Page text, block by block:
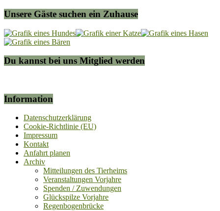
Unsere Gäste suchen ein Zuhause
Du kannst bei uns Mitglied werden
Information
Datenschutzerklärung
Cookie-Richtlinie (EU)
Impressum
Kontakt
Anfahrt planen
Archiv
Mitteilungen des Tierheims
Veranstaltungen Vorjahre
Spenden / Zuwendungen
Glückspilze Vorjahre
Regenbogenbrücke